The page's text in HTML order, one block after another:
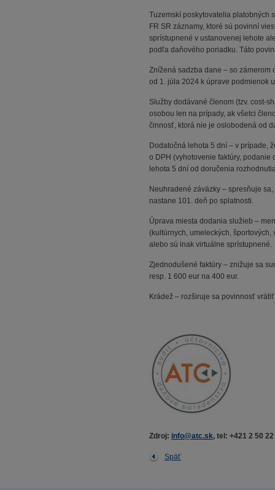
Tuzemskí poskytovatelia platobných
FR SR záznamy, ktoré sú povinní
sprístupnené v ustanovenej lehote
podľa daňového poriadku. Táto
Znížená sadzba dane – so
od 1. júla 2024 k úprave podmienok
Služby dodávané členom (tzv. cost-
osobou len na prípady, ak všetci
činnosť, ktorá nie je oslobodená od
Dodatočná lehota 5 dní – v prípade,
o DPH (vyhotovenie faktúry,
lehota 5 dní od doručenia
Neuhradené záväzky – spresňuje
nastane 101. deň po splatnosti.
Úprava miesta dodania služieb –
(kultúrnych, umeleckých,
alebo sú inak virtuálne sprístupnené.
Zjednodušené faktúry – znižuje sa
resp. 1 600 eur na 400 eur.
Krádež – rozširuje sa povinnosť
Zdroj: info@atc.sk, tel: +421 2 50
Späť